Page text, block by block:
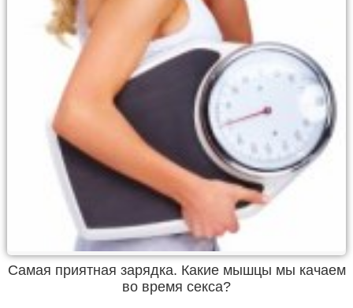
Самая приятная зарядка. Какие мышцы мы качаем
во время секса?